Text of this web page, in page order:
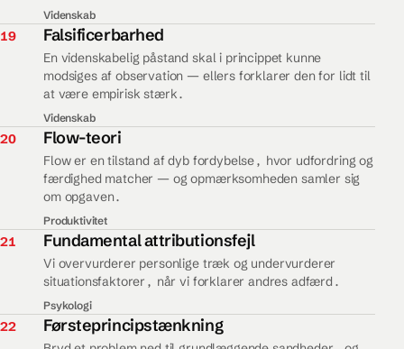
Videnskab
19 19.
Falsificerbarhed
En videnskabelig påstand skal i princippet kunne
modsiges af observation — ellers forklarer den for lidt til
at være empirisk stærk.
Videnskab
20 20.
Flow-teori
Flow er en tilstand af dyb fordybelse, hvor udfordring og
færdighed matcher — og opmærksomheden samler sig
om opgaven.
Produktivitet
21 21.
Fundamental attributionsfejl
Vi overvurderer personlige træk og undervurderer
situationsfaktorer, når vi forklarer andres adfærd.
Psykologi
22 22.
Førsteprincipstænkning